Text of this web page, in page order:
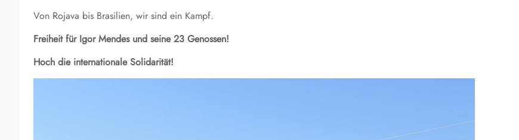
Von Rojava bis Brasilien, wir sind ein Kampf.
Freiheit für Igor Mendes und seine 23 Genossen!
Hoch die internationale Solidarität!